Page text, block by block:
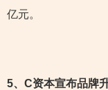
亿元。
5、C资本宣布品牌